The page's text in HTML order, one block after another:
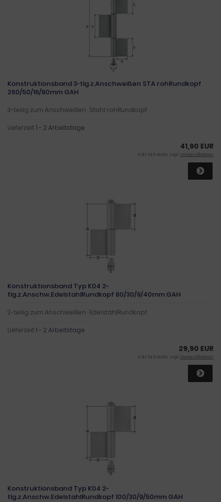
Konstruktionsband 3-tlg.z.Anschweißen STA rohRundkopf
260/50/16/80mm GAH
3-teilig zum Anschweißen · Stahl rohRundkopf
Lieferzeit:1 - 2 Arbeitstage
41,90 EUR
inkl. 19 % MwSt. zzgl.Versandkosten
Konstruktionsband Typ K04 2-
tlg.z.Anschw.EdelstahlRundkopf 80/30/9/40mm GAH
2-teilig zum Anschweißen · EdelstahlRundkopf
Lieferzeit:1 - 2 Arbeitstage
29,90 EUR
inkl. 19 % MwSt. zzgl.Versandkosten
Konstruktionsband Typ K04 2-
tlg.z.Anschw.EdelstahlRundkopf 100/30/9/50mm GAH